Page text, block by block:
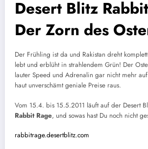
Desert Blitz
Der Zorn des
Der Frühling ist da und Rakistan dreht
lebt und erblüht in strahlendem Grün! Der
lauter Speed und Adrenalin gar nicht mehr
haut unverschämt geniale Preise raus.
Vom 15.4. bis 15.5.2011 läuft auf der Desert
Rabbit Rage, und sowas hast Du noch nicht
rabbitrage.desertblitz.com